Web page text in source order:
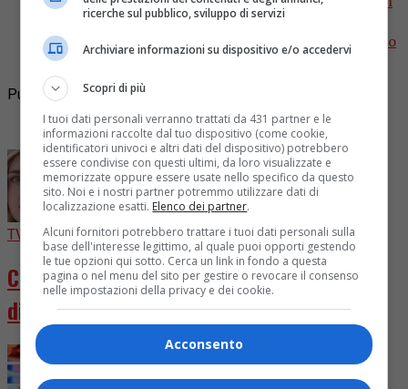
235mila spettatori, 400 contributi video, 1.500
personaggi e musicisti del mondo della musica e dello
sport...
Pubblicità
I più letti
TV 4 giorni fa
Chiara Ferragni diventa attrice in “Come
distruggere l’ex”
ricerche sul pubblico, sviluppo di servizi
Archiviare informazioni su dispositivo e/o accedervi
Scopri di più
I tuoi dati personali verranno trattati da 431 partner e le
informazioni raccolte dal tuo dispositivo (come cookie,
identificatori univoci e altri dati del dispositivo) potrebbero
essere condivise con questi ultimi, da loro visualizzate e
memorizzate oppure essere usate nello specifico da questo
sito. Noi e i nostri partner potremmo utilizzare dati di
localizzazione esatti. Elenco dei partner.
Alcuni fornitori potrebbero trattare i tuoi dati personali sulla
base dell'interesse legittimo, al quale puoi opporti gestendo
le tue opzioni qui sotto. Cerca un link in fondo a questa
pagina o nel menu del sito per gestire o revocare il consenso
nelle impostazioni della privacy e dei cookie.
Acconsento